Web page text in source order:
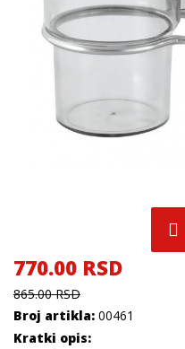
770.00 RSD
865.00 RSD
Broj artikla: 00461
Kratki opis: